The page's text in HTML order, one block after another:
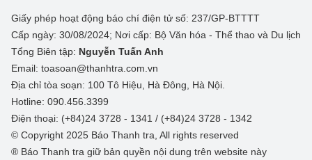
Giấy phép hoạt động báo chí điện tử số: 237/GP-BTTTT
Cấp ngày: 30/08/2024; Nơi cấp: Bộ Văn hóa - Thể thao và Du lịch
Tổng Biên tập: Nguyễn Tuấn Anh
Email: toasoan@thanhtra.com.vn
Địa chỉ tòa soạn: 100 Tô Hiệu, Hà Đông, Hà Nội.
Hotline: 090.456.3399
Điện thoại: (+84)24 3728 - 1341 / (+84)24 3728 - 1342
© Copyright 2025 Báo Thanh tra, All rights reserved
® Báo Thanh tra giữ bản quyền nội dung trên website này